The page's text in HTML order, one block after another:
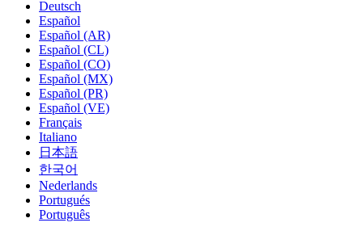
Deutsch
Español
Español (AR)
Español (CL)
Español (CO)
Español (MX)
Español (PR)
Español (VE)
Français
Italiano
日本語
한국어
Nederlands
Portugués
Português